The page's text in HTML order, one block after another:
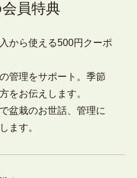
員特典
から使える500円クーポ
管理をサポート。季節
をお伝えします。
盆栽のお世話、管理に
ます。